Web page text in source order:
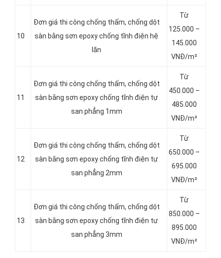
10
Đơn giá thi công chống thấm, chống dột
sàn bằng sơn epoxy chống tĩnh điện hệ
lăn
Từ
125.000 –
145.000
VNĐ/m²
11
Đơn giá thi công chống thấm, chống dột
sàn bằng sơn epoxy chống tĩnh điện tự
san phẳng 1mm
Từ
450.000 –
485.000
VNĐ/m²
12
Đơn giá thi công chống thấm, chống dột
sàn bằng sơn epoxy chống tĩnh điện tự
san phẳng 2mm
Từ
650.000 –
695.000
VNĐ/m²
13
Đơn giá thi công chống thấm, chống dột
sàn bằng sơn epoxy chống tĩnh điện tự
san phẳng 3mm
Từ
850.000 –
895.000
VNĐ/m²